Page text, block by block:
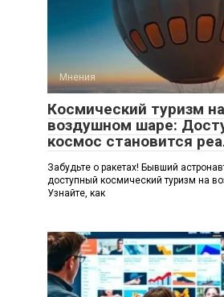
Мнения
Космический туризм на
воздушном шаре:
космос становится
Забудьте о ракетах! Бывший
доступный космический туризм на
Узнайте, как